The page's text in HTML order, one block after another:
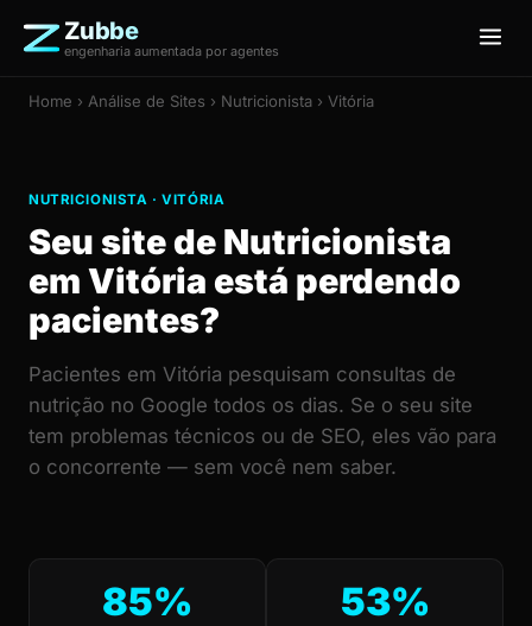
Zubbe
engenharia aumentada por agentes
Home › Análise de Sites › Nutricionista › Vitória
NUTRICIONISTA · VITÓRIA
Seu site de Nutricionista
em Vitória está perdendo
pacientes?
Pacientes em Vitória pesquisam consultas de
nutrição no Google todos os dias. Se o seu site
tem problemas técnicos ou de SEO, eles vão para
o concorrente — sem você nem saber.
85% 53%